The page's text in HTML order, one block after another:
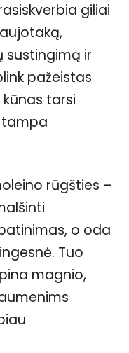
giliai
sustingimą ir
pažeistas
tarsi
rūgšties –
o oda
Tuo
magnio,